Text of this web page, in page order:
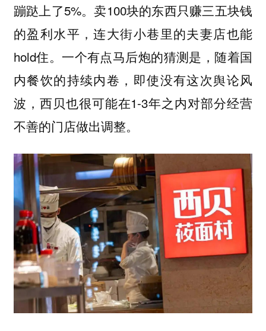
蹦跶上了5%。卖100块的东西只赚三五块钱
的盈利水平，连大街小巷里的夫妻店也能
hold住。一个有点马后炮的猜测是，随着国
内餐饮的持续内卷，即使没有这次舆论风
波，西贝也很可能在1-3年之内对部分经营
不善的门店做出调整。